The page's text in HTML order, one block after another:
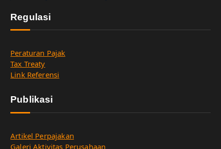
Regulasi
Peraturan Pajak
Tax Treaty
Link Referensi
Publikasi
Artikel Perpajakan
Galeri Aktivitas Perusahaan